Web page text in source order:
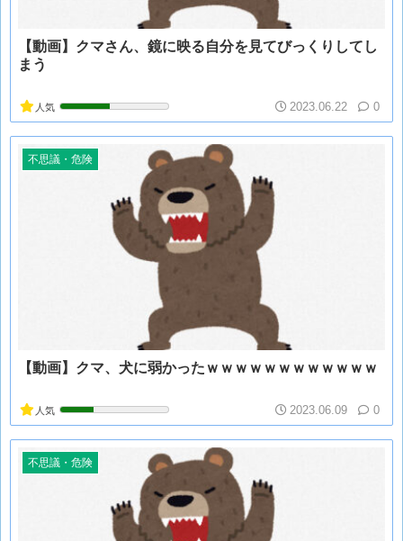
【動画】クマさん、鏡に映る自分を見てびっくりしてし
まう
人気 2023.06.22 0
不思議・危険
【動画】クマ、犬に弱かったｗｗｗｗｗｗｗｗｗｗｗｗ
人気 2023.06.09 0
不思議・危険